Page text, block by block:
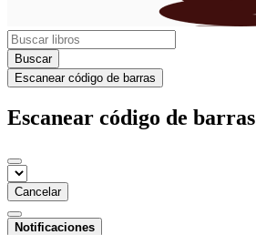
Buscar
Escanear código de barras
Escanear código de barras
Cancelar
Notificaciones